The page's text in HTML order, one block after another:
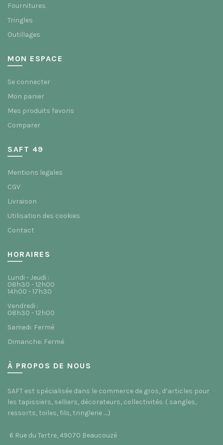
Fournitures
Tringles
Outillages
MON ESPACE
Se connecter
Mon panier
Mes produits favoris
Comparer
SAFT 49
Mentions legales
CGV
Livraison
Utilisation des cookies
Contact
HORAIRES
Lundi - Jeudi :
08h30 - 12h00
14h00 - 17h30
Vendredi :
08h30 - 12h00
Samedi: Fermé
Dimanche: Fermé
À PROPOS DE NOUS
SAFT est spécialisée dans le commerce de gros, d’articles pour
les tapissiers, selliers, décorateurs, collectivités. ( sangles,
ressorts, toiles, fils, tringlerie ….)
6 Rue du Tertre, 49070 Beaucouzé